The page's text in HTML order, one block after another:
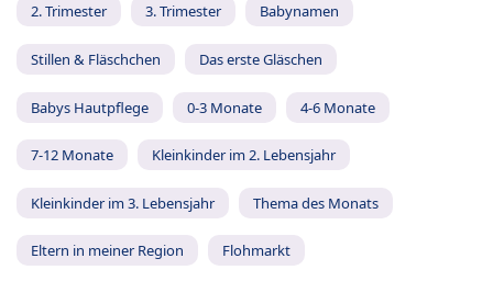
2. Trimester 3. Trimester Babynamen
Stillen & Fläschchen Das erste Gläschen
Babys Hautpflege 0-3 Monate 4-6 Monate
7-12 Monate Kleinkinder im 2. Lebensjahr
Kleinkinder im 3. Lebensjahr Thema des Monats
Eltern in meiner Region Flohmarkt